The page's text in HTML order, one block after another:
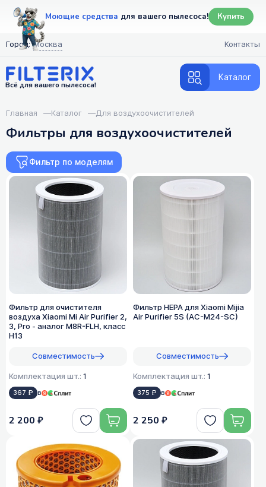
Моющие средства для вашего пылесоса! Купить
Город: Москва Контакты
Всё для вашего пылесоса!
Каталог
Главная —Каталог —Для воздухоочистителей
Фильтры для воздухоочистителей
Фильтр по моделям
Фильтр для очистителя
воздуха Xiaomi Mi Air Purifier 2,
3, Pro - аналог M8R-FLH, класс
H13
Совместимость
Комплектация шт.: 1
367 ₽ в
2 200 ₽
Фильтр HEPA для Xiaomi Mijia
Air Purifier 5S (AC-M24-SC)
Совместимость
Комплектация шт.: 1
375 ₽ в
2 250 ₽